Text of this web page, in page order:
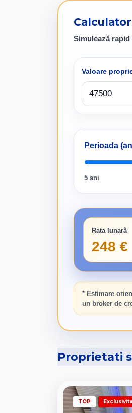
Simulează
Valoare
Perioada
5 ani
Rata lunară
248 €
* Estimare
un broker de
Proprietati
TOP